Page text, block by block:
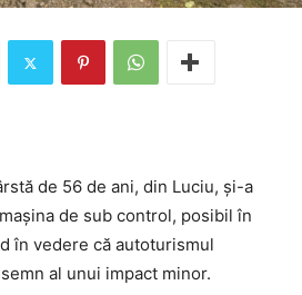
de 56 de ani, din Luciu, și-a
de sub control, posibil în
în vedere că autoturismul
al unui impact minor.